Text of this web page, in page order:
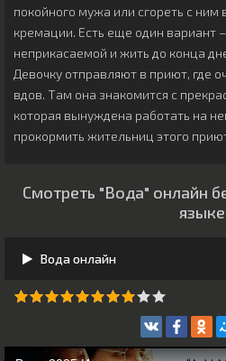
покойного мужа или сгореть с ним
кремации. Есть еще один вариант –
неприкасаемой и жить до конца
Девочку отправляют в приют, где
вдов. Там она знакомится с
которая вынуждена работать на
прокормить жительниц этого
Смотреть "Вода" онлайн
языке
Вода онлайн